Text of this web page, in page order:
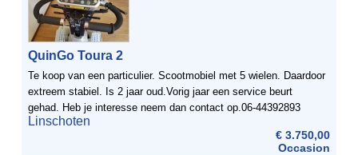
QuinGo Toura 2
Te koop van een particulier. Scootmobiel met 5 wielen. Daardoor
extreem stabiel. Is 2 jaar oud.Vorig jaar een service beurt
gehad. Heb je interesse neem dan contact op.06-44392893
ofMarieke@bevia.nl
Linschoten
€ 3.750,00
Occasion